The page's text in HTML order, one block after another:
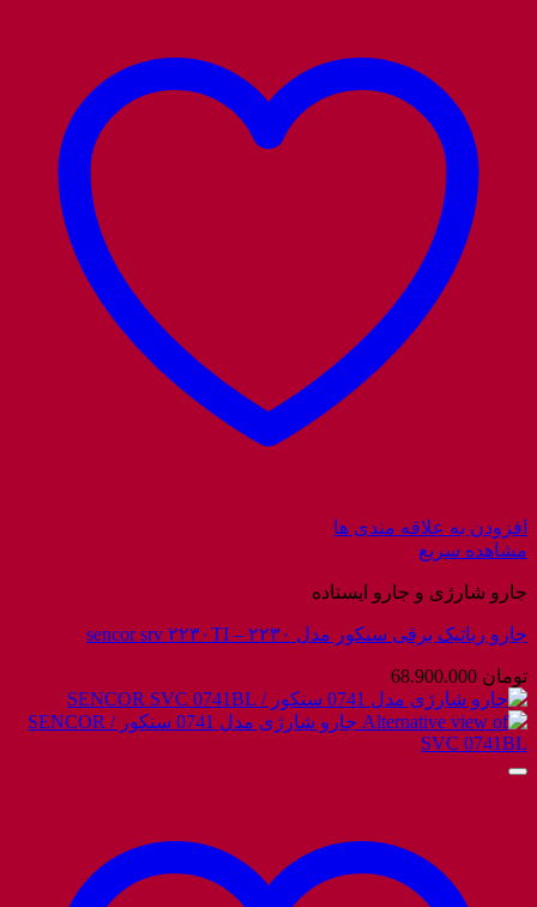
افزودن به علاقه مندی ها
مشاهده سریع
جارو شارژی و جارو ایستاده
جارو رباتیک برقی سنکور مدل ۲۲۳۰ – sencor srv ۲۲۳۰TI
تومان